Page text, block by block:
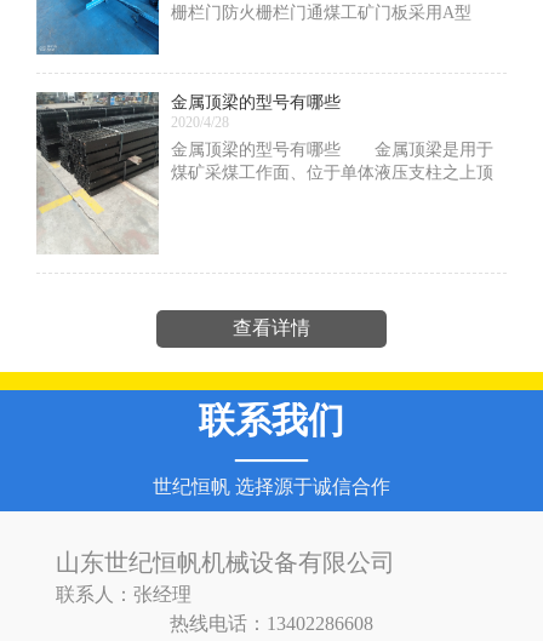
栅栏门防火栅栏门通煤工矿门板采用A型
所的通道
金属顶梁的型号有哪些
2020/4/28
金属顶梁的型号有哪些 金属顶梁是用于
煤矿采煤工作面、位于单体液压支柱之上顶
查看详情
联系我们
——
世纪恒帆 选择源于诚信合作
山东世纪恒帆机械设备有限公司
联系人：张经理
热线电话：13402286608